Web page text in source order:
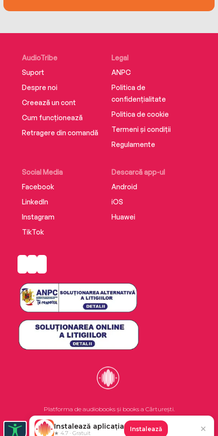
The Demon King wants Arrah. If he can’t be
everyone, standing in his way.
AudioTribe
Suport
Despre noi
Creează un cont
Cum funcționează
Retragere din comandă
Social Media
Facebook
LinkedIn
Instagram
TikTok
Descarcă app-ul
Android
iOS
Huawei
Legal
ANPC
Politica de
confidențialitate
Politica de cookie
Termeni și condiții
Regulamente
Platforma de audiobooks și books a Cărturești.
©2026 Nemo EPG SRL. Toate drepturile rezervate.
Instalează aplicația
★ 4.7 · Gratuit
Instalează ✕